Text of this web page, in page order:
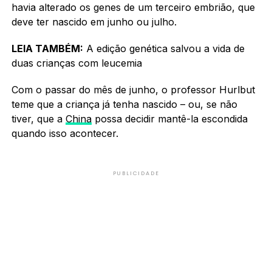
havia alterado os genes de um terceiro embrião, que
deve ter nascido em junho ou julho.
LEIA TAMBÉM: A edição genética salvou a vida de
duas crianças com leucemia
Com o passar do mês de junho, o professor Hurlbut
teme que a criança já tenha nascido – ou, se não
tiver, que a Chinapossa decidir mantê-la escondida
quando isso acontecer.
PUBLICIDADE